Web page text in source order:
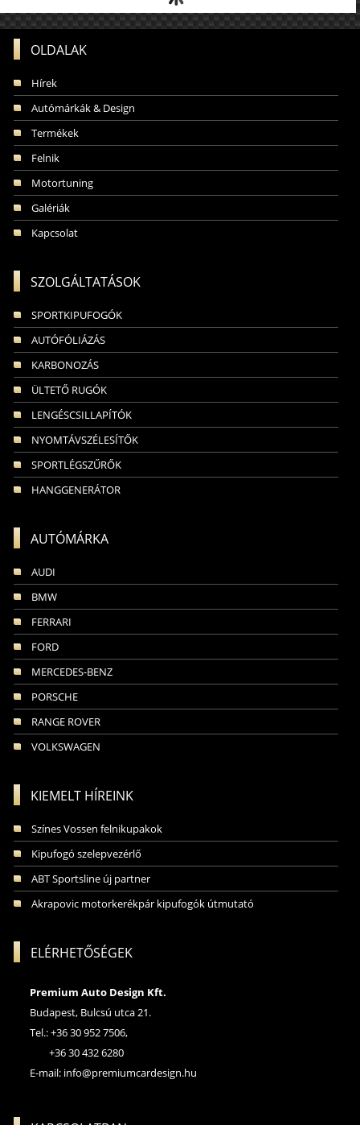
OLDALAK
Hírek
Autómárkák & Design
Termékek
Felnik
Motortuning
Galériák
Kapcsolat
SZOLGÁLTATÁSOK
SPORTKIPUFOGÓK
AUTÓFÓLIÁZÁS
KARBONOZÁS
ÜLTETŐ RUGÓK
LENGÉSCSILLAPÍTÓK
NYOMTÁVSZÉLESÍTŐK
SPORTLÉGSZŰRŐK
HANGGENERÁTOR
AUTÓMÁRKA
AUDI
BMW
FERRARI
FORD
MERCEDES-BENZ
PORSCHE
RANGE ROVER
VOLKSWAGEN
KIEMELT HÍREINK
Színes Vossen felnikupakok
Kipufogó szelepvezérlő
ABT Sportsline új partner
Akrapovic motorkerékpár kipufogók útmutató
ELÉRHETŐSÉGEK
Premium Auto Design Kft.
Budapest, Bulcsú utca 21.
Tel.: +36 30 952 7506,
+36 30 432 6280
E-mail: info@premiumcardesign.hu